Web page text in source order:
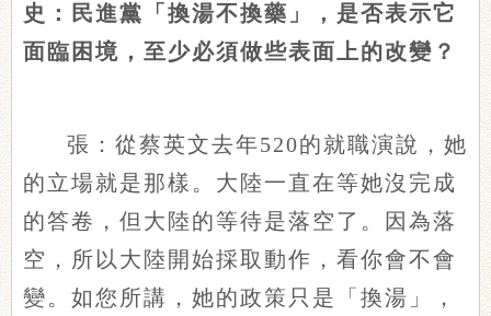
史：民進黨「換湯不換藥」，是否表示它
面臨困境，至少必須做些表面上的改變？
張：從蔡英文去年520的就職演說，她
的立場就是那樣。大陸一直在等她沒完成
的答卷，但大陸的等待是落空了。因為落
空，所以大陸開始採取動作，看你會不會
變。如您所講，她的政策只是「換湯」，